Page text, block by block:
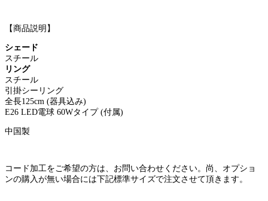
【商品説明】
シェード
スチール
リング
スチール
引掛シーリング
全長125cm (器具込み)
E26 LED電球 60Wタイプ (付属)
中国製
コード加工をご希望の方は、お問い合わせください。尚、オプショ
ンの購入が無い場合には下記標準サイズで注文させて頂きます。